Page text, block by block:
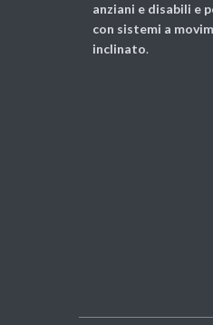
anziani e disabili e
con sistemi a
inclinato.